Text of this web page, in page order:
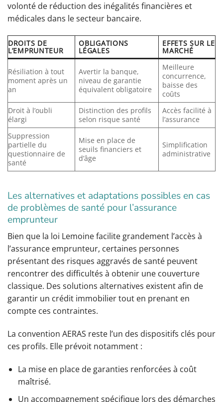
volonté de réduction des inégalités financières et
médicales dans le secteur bancaire.
DROITS DE
L’EMPRUNTEUR
OBLIGATIONS
LÉGALES
EFFETS SUR LE
MARCHÉ
Résiliation à tout
moment après un
an
Avertir la banque,
niveau de garantie
équivalent obligatoire
Meilleure
concurrence,
baisse des
coûts
Droit à l’oubli
élargi
Distinction des profils
selon risque santé
Accès facilité à
l’assurance
Suppression
partielle du
questionnaire de
santé
Mise en place de
seuils financiers et
d’âge
Simplification
administrative
Les alternatives et adaptations possibles en cas
de problèmes de santé pour l’assurance
emprunteur
Bien que la loi Lemoine facilite grandement l’accès à
l’assurance emprunteur, certaines personnes
présentant des risques aggravés de santé peuvent
rencontrer des difficultés à obtenir une couverture
classique. Des solutions alternatives existent afin de
garantir un crédit immobilier tout en prenant en
compte ces contraintes.
La convention AERAS reste l’un des dispositifs clés pour
ces profils. Elle prévoit notamment :
La mise en place de garanties renforcées à coût
maîtrisé.
Un accompagnement spécifique lors des démarches